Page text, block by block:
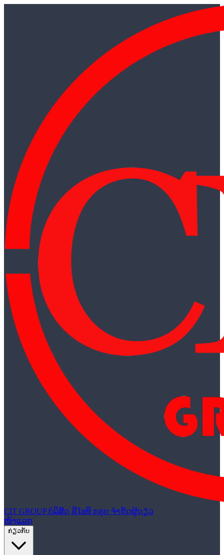
CIT GROUPບໍລິສັດ ຊີໄອທີ ກຣຸບ ຈຳກັດຜູ້ດຽວ
ໜ້າແລກ
ກ່ຽວກັບ